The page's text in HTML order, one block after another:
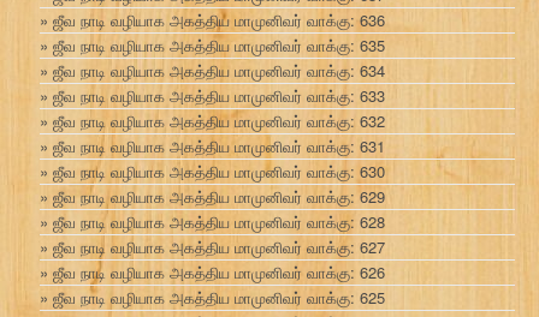
ஜீவ நாடி வழியாக அகத்திய மாமுனிவர் வாக்கு: 636
ஜீவ நாடி வழியாக அகத்திய மாமுனிவர் வாக்கு: 635
ஜீவ நாடி வழியாக அகத்திய மாமுனிவர் வாக்கு: 634
ஜீவ நாடி வழியாக அகத்திய மாமுனிவர் வாக்கு: 633
ஜீவ நாடி வழியாக அகத்திய மாமுனிவர் வாக்கு: 632
ஜீவ நாடி வழியாக அகத்திய மாமுனிவர் வாக்கு: 631
ஜீவ நாடி வழியாக அகத்திய மாமுனிவர் வாக்கு: 630
ஜீவ நாடி வழியாக அகத்திய மாமுனிவர் வாக்கு: 629
ஜீவ நாடி வழியாக அகத்திய மாமுனிவர் வாக்கு: 628
ஜீவ நாடி வழியாக அகத்திய மாமுனிவர் வாக்கு: 627
ஜீவ நாடி வழியாக அகத்திய மாமுனிவர் வாக்கு: 626
ஜீவ நாடி வழியாக அகத்திய மாமுனிவர் வாக்கு: 625